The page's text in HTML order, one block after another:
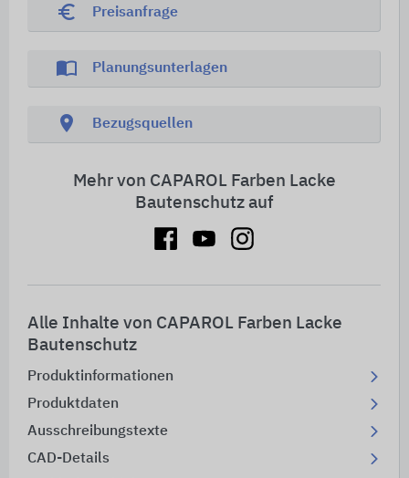
euro_symbol Preisanfrage
import_contacts Planungsunterlagen
location_on Bezugsquellen
Mehr von CAPAROL Farben Lacke
Bautenschutz auf
Alle Inhalte von CAPAROL Farben Lacke
Bautenschutz
Produktinformationen
Produktdaten
Ausschreibungstexte
CAD-Details